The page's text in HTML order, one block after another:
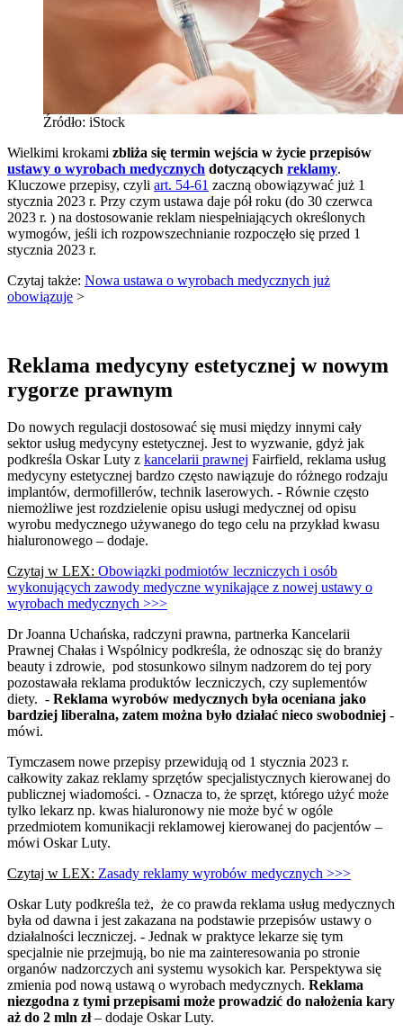
Źródło: iStock
Wielkimi krokami zbliża się termin wejścia w życie przepisów
ustawy o wyrobach medycznych dotyczących reklamy.
Kluczowe przepisy, czyli art. 54-61 zaczną obowiązywać już 1
stycznia 2023 r. Przy czym ustawa daje pół roku (do 30 czerwca
2023 r. ) na dostosowanie reklam niespełniających określonych
wymogów, jeśli ich rozpowszechnianie rozpoczęło się przed 1
stycznia 2023 r.
Czytaj także: Nowa ustawa o wyrobach medycznych już
obowiązuje >
Reklama medycyny estetycznej w nowym
rygorze prawnym
Do nowych regulacji dostosować się musi między innymi cały
sektor usług medycyny estetycznej. Jest to wyzwanie, gdyż jak
podkreśla Oskar Luty z kancelarii prawnej Fairfield, reklama usług
medycyny estetycznej bardzo często nawiązuje do różnego rodzaju
implantów, dermofillerów, technik laserowych. - Równie często
niemożliwe jest rozdzielenie opisu usługi medycznej od opisu
wyrobu medycznego używanego do tego celu na przykład kwasu
hialuronowego – dodaje.
Czytaj w LEX: Obowiązki podmiotów leczniczych i osób
wykonujących zawody medyczne wynikające z nowej ustawy o
wyrobach medycznych >>>
Dr Joanna Uchańska, radczyni prawna, partnerka Kancelarii
Prawnej Chałas i Wspólnicy podkreśla, że odnosząc się do branży
beauty i zdrowie, pod stosunkowo silnym nadzorem do tej pory
pozostawała reklama produktów leczniczych, czy suplementów
diety. - Reklama wyrobów medycznych była oceniana jako
bardziej liberalna, zatem można było działać nieco swobodniej -
mówi.
Tymczasem nowe przepisy przewidują od 1 stycznia 2023 r.
całkowity zakaz reklamy sprzętów specjalistycznych kierowanej do
publicznej wiadomości. - Oznacza to, że sprzęt, którego użyć może
tylko lekarz np. kwas hialuronowy nie może być w ogóle
przedmiotem komunikacji reklamowej kierowanej do pacjentów –
mówi Oskar Luty.
Czytaj w LEX: Zasady reklamy wyrobów medycznych >>>
Oskar Luty podkreśla też, że co prawda reklama usług medycznych
była od dawna i jest zakazana na podstawie przepisów ustawy o
działalności leczniczej. - Jednak w praktyce lekarze się tym
specjalnie nie przejmują, bo nie ma zainteresowania po stronie
organów nadzorczych ani systemu wysokich kar. Perspektywa się
zmienia pod nową ustawą o wyrobach medycznych. Reklama
niezgodna z tymi przepisami może prowadzić do nałożenia kary
aż do 2 mln zł– dodaje Oskar Luty.